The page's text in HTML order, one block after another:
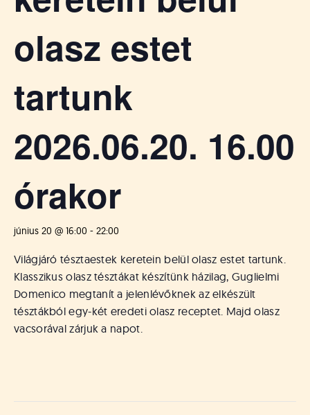
t
s
o
e
-
a
p
a
olasz estet
tartunk
2026.06.20. 16.00
órakor
június 20 @ 16:00 - 22:00
Világjáró tésztaestek keretein belül olasz estet tartunk.
Klasszikus olasz tésztákat készítünk házilag, Guglielmi
Domenico megtanít a jelenlévőknek az elkészült
tésztákból egy-két eredeti olasz receptet. Majd olasz
vacsorával zárjuk a napot.